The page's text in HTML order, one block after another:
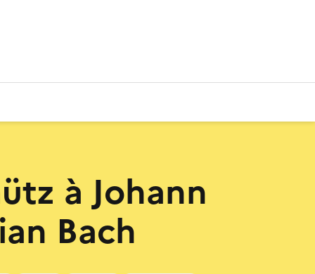
à Johann
Bach